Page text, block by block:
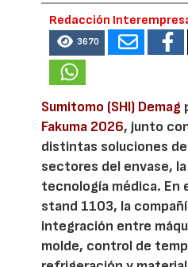
Redacción
3670
Sumitomo (SHI) Demag
Fakuma 2026, junto
distintas soluciones
sectores del envase,
tecnología médica. En
stand 1103, la
integración entre
molde, control de